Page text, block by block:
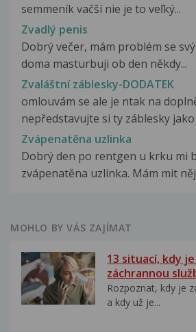
semmeník vačší nie je to veľký...
Zvadlý penis
Dobrý večer, mám problém se
doma masturbuji ob den někdy...
Zvaláštní záblesky-DODATEK
omlouvám se ale je ntak na
nepředstavujte si ty záblesky jako
Zvápenatěna uzlinka
Dobrý den po rentgen u krku mi
zvápenatěna uzlinka. Mám mit
MOHLO BY VÁS ZAJÍMAT
13 situací, kdy
záchrannou
Rozpoznat, kdy je
a kdy už je...